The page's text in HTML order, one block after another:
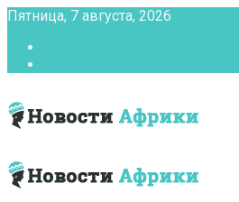
Пятница, 7 августа, 2026